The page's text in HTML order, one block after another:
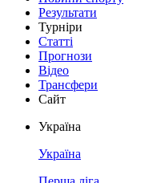
Результати
Турніри
Статті
Прогнози
Відео
Трансфери
Сайт
Україна
Україна